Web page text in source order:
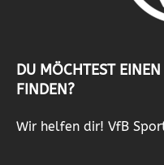
DU MÖCHTEST
FINDEN?
Wir helfen dir! VfB